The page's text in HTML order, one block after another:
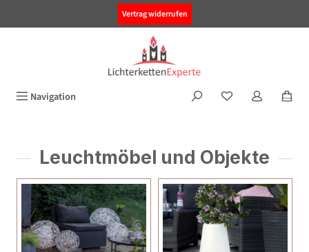
Vertrag widerrufen
Navigation
Leuchtmöbel und Objekte